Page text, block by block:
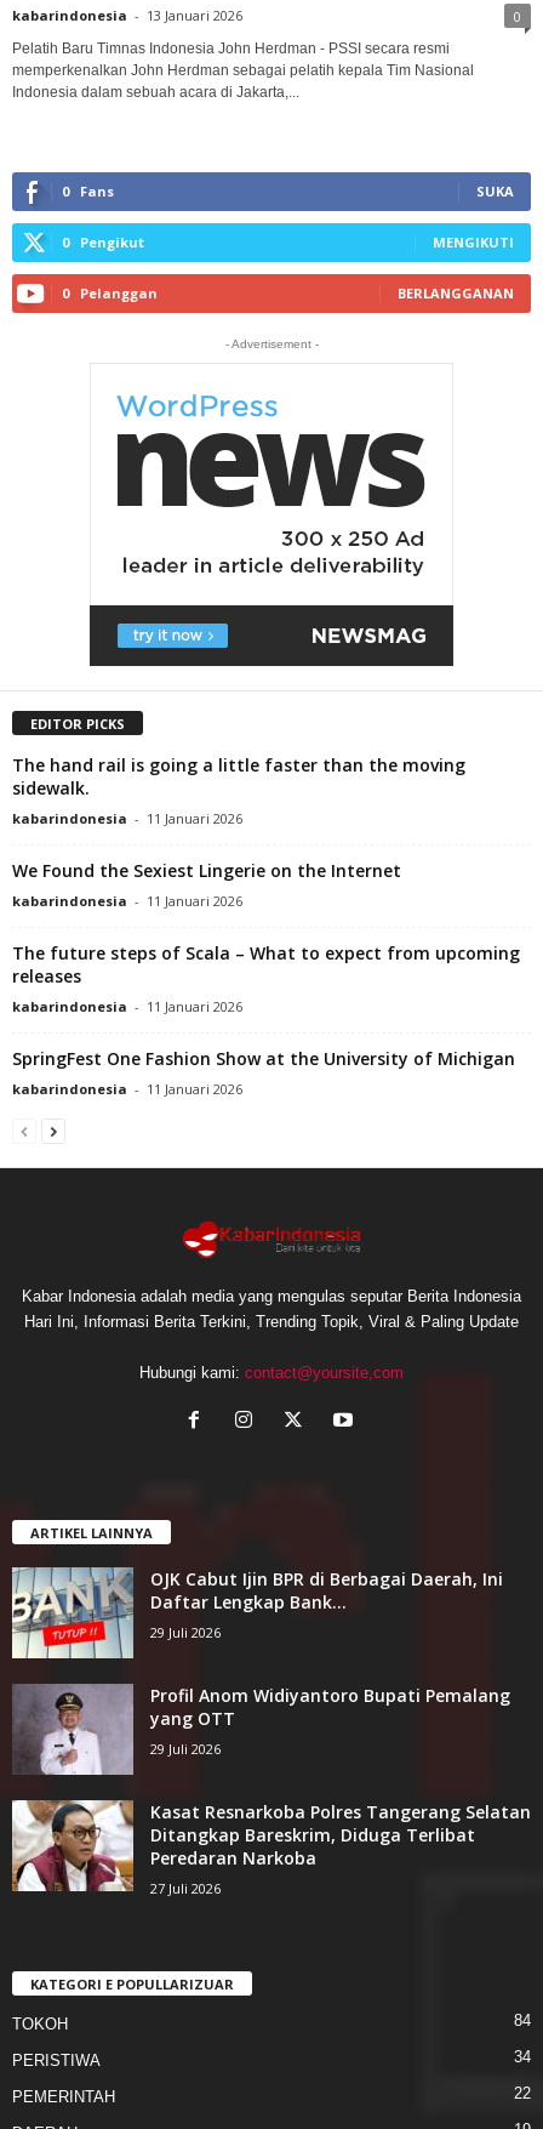
kabarindonesia - 13 Januari 2026 0
Pelatih Baru Timnas Indonesia John Herdman - PSSI secara resmi
memperkenalkan John Herdman sebagai pelatih kepala Tim Nasional
Indonesia dalam sebuah acara di Jakarta,...
0 Fans SUKA
0 Pengikut MENGIKUTI
0 Pelanggan BERLANGGANAN
- Advertisement -
EDITOR PICKS
The hand rail is going a little faster than the moving
sidewalk.
kabarindonesia - 11 Januari 2026
We Found the Sexiest Lingerie on the Internet
kabarindonesia - 11 Januari 2026
The future steps of Scala – What to expect from upcoming
releases
kabarindonesia - 11 Januari 2026
SpringFest One Fashion Show at the University of Michigan
kabarindonesia - 11 Januari 2026
Kabar Indonesia adalah media yang mengulas seputar Berita Indonesia
Hari Ini, Informasi Berita Terkini, Trending Topik, Viral & Paling Update
Hubungi kami: contact@yoursite,com
ARTIKEL LAINNYA
OJK Cabut Ijin BPR di Berbagai Daerah, Ini
Daftar Lengkap Bank...
29 Juli 2026
Profil Anom Widiyantoro Bupati Pemalang
yang OTT
29 Juli 2026
Kasat Resnarkoba Polres Tangerang Selatan
Ditangkap Bareskrim, Diduga Terlibat
Peredaran Narkoba
27 Juli 2026
KATEGORI E POPULLARIZUAR
TOKOH 84
PERISTIWA 34
PEMERINTAH 22